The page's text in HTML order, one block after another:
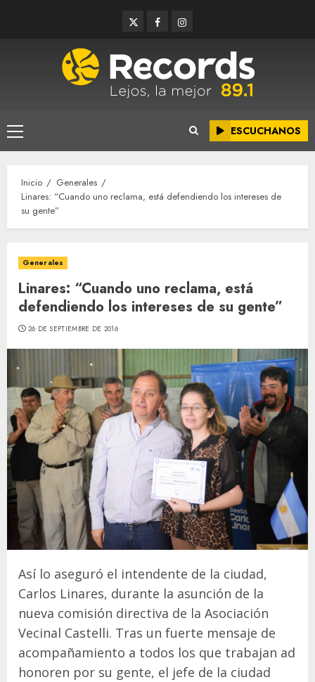
TwitterFacebookInstagram
Menú
principal
ESCUCHANOS
Inicio
Generales
Linares: “Cuando uno reclama, está defendiendo los intereses de
su gente”
Generales
Linares: “Cuando uno reclama, está
defendiendo los intereses de su gente”
26 DE SEPTIEMBRE DE 2016
Así lo aseguró el intendente de la ciudad,
Carlos Linares, durante la asunción de la
nueva comisión directiva de la Asociación
Vecinal Castelli. Tras un fuerte mensaje de
acompañamiento a todos los que trabajan ad
honoren por su gente, el jefe de la ciudad